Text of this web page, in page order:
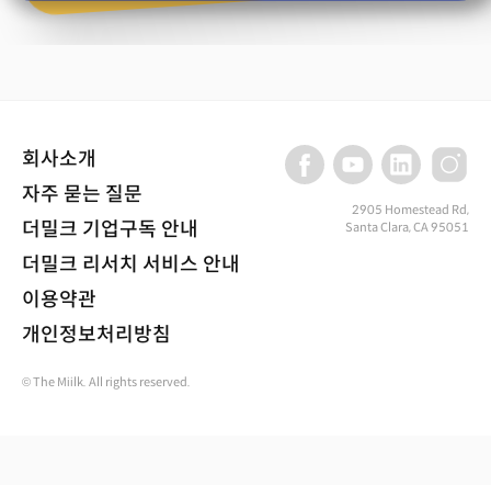
회사소개
자주 묻는 질문
더밀크 기업구독 안내
더밀크 리서치 서비스 안내
이용약관
개인정보처리방침
2905 Homestead Rd,
Santa Clara, CA 95051
© The Miilk. All rights reserved.